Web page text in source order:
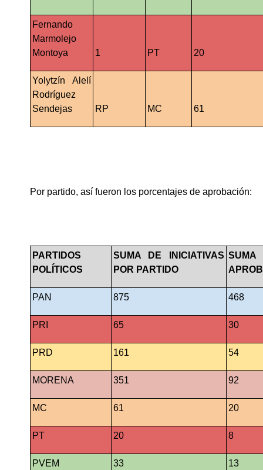
Fernando
Marmolejo
Montoya
1 PT 20
Yolytzín Alelí
Rodríguez
Sendejas
RP MC 61
Por partido, así fueron los porcentajes de aprobación:
PARTIDOS
POLÍTICOS
SUMA DE INICIATIVAS
POR PARTIDO
SUMA
PAN 875 468
PRI 65 30
PRD 161 54
MORENA 351 92
MC 61 20
PT 20 8
PVEM 33 13